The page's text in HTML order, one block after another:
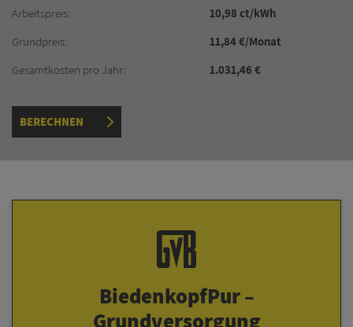
Arbeitspreis:
10,98 ct/kWh
Grundpreis:
11,84 €/Monat
Gesamtkosten pro Jahr:
1.031,46 €
BERECHNEN
BiedenkopfPur –
Grundversorgung